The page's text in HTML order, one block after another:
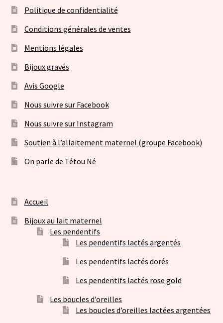
Politique de confidentialité
Conditions générales de ventes
Mentions légales
Bijoux gravés
Avis Google
Nous suivre sur Facebook
Nous suivre sur Instagram
Soutien à l’allaitement maternel (groupe Facebook)
On parle de Tétou Né
Accueil
Bijoux au lait maternel
Les pendentifs
Les pendentifs lactés argentés
Les pendentifs lactés dorés
Les pendentifs lactés rose gold
Les boucles d’oreilles
Les boucles d’oreilles lactées argentées